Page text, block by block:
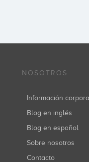
NOSOTROS
Información
Blog en inglés
Blog en español
Sobre nosotros
Contacto